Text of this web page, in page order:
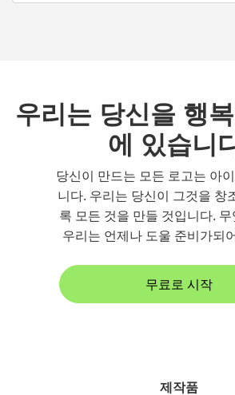
우리는 당신을 행
에 있습니
당신이 만드는 모든 로고는 아
니다. 우리는 당신이 그것을 창
록 모든 것을 만들 것입니다. 무
우리는 언제나 도울 준비가되
무료로 시작
제작품